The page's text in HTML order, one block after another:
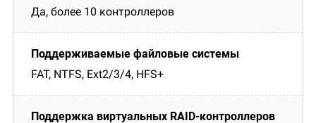
Да, более 10 контроллеров
FAT, NTFS, Ext2/3/4, HFS+